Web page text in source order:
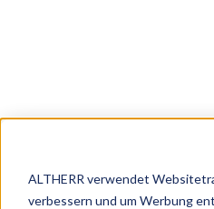
ALTHERR verwendet
verbessern und um Werbung